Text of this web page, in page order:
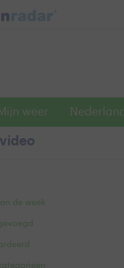
Mijn weer Nederland
de week